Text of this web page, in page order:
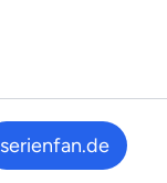
serienfan.de